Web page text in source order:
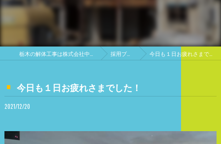
採用ブログ 今日も１日お疲れさまでした！
今日も１日お疲れさまでした！
2021/12/20